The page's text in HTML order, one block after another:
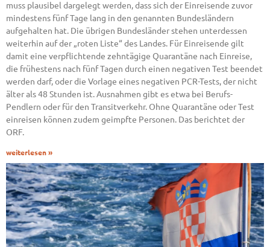
muss plausibel dargelegt werden, dass sich der Einreisende zuvor
mindestens fünf Tage lang in den genannten Bundesländern
aufgehalten hat. Die übrigen Bundesländer stehen unterdessen
weiterhin auf der „roten Liste“ des Landes. Für Einreisende gilt
damit eine verpflichtende zehntägige Quarantäne nach Einreise,
die frühestens nach fünf Tagen durch einen negativen Test beendet
werden darf, oder die Vorlage eines negativen PCR-Tests, der nicht
älter als 48 Stunden ist. Ausnahmen gibt es etwa bei Berufs-
Pendlern oder für den Transitverkehr. Ohne Quarantäne oder Test
einreisen können zudem geimpfte Personen. Das berichtet der
ORF.
weiterlesen »